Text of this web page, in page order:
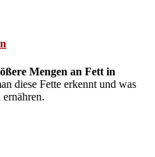
Mengen an Fett in
diese Fette erkennt und was